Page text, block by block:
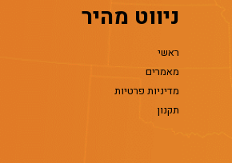
ניווט מהיר
ראשי
מאמרים
מדיניות פרטיות
תקנון